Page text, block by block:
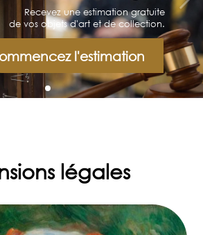
Recevez une estimation gratuite
de vos objets d'art et de collection.
Commencez l'estimation
légales